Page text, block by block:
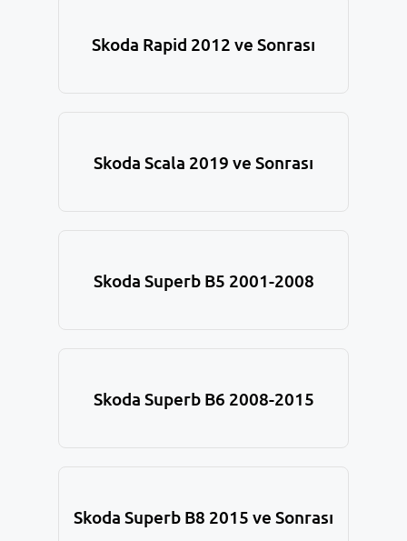
Skoda Rapid 2012 ve Sonrası
Skoda Scala 2019 ve Sonrası
Skoda Superb B5 2001-2008
Skoda Superb B6 2008-2015
Skoda Superb B8 2015 ve Sonrası